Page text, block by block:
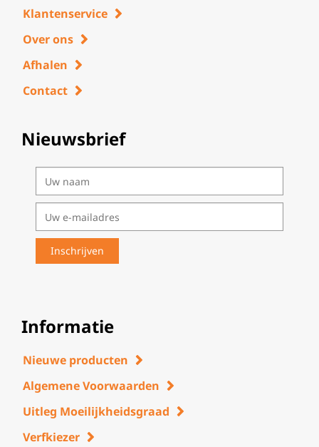
Klantenservice
Over ons
Afhalen
Contact
Nieuwsbrief
Informatie
Nieuwe producten
Algemene Voorwaarden
Uitleg Moeilijkheidsgraad
Verfkiezer